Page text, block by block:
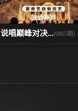
说唱巅峰对决...(0805期)